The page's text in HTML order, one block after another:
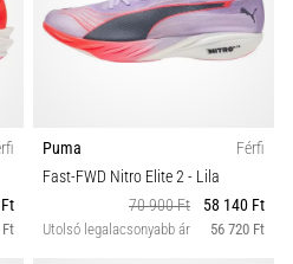
Ft
Puma
Férfi
Fast-FWD Nitro Elite 2- Lila
70 900 Ft
58 140 Ft
Utolsó legalacsonyabb ár 56 720 Ft